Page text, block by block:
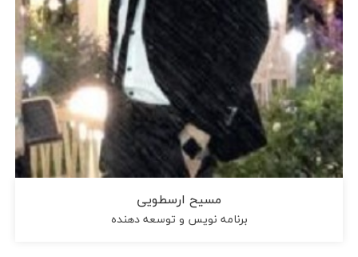
مسیح ارسطویی
برنامه نویس و توسعه دهنده